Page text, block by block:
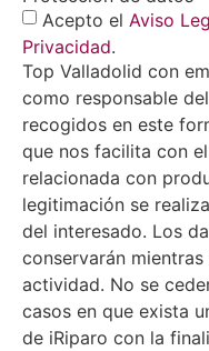
Acepto el Aviso
Privacidad.
Top Valladolid con
como responsable
recogidos en este
que nos facilita con
relacionada con
legitimación se
del interesado. Los
conservarán
actividad. No se
casos en que exista
de iRiparo con la